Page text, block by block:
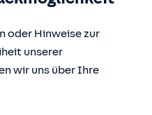
oder Hinweise zur
unserer
wir uns über Ihre